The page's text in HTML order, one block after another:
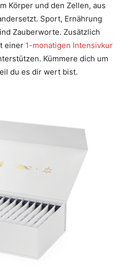
Körper und den Zellen, aus
Sport, Ernährung
Zauberworte. Zusätzlich
einer 1-monatigen Intensivkur
Kümmere dich um
du es dir wert bist.